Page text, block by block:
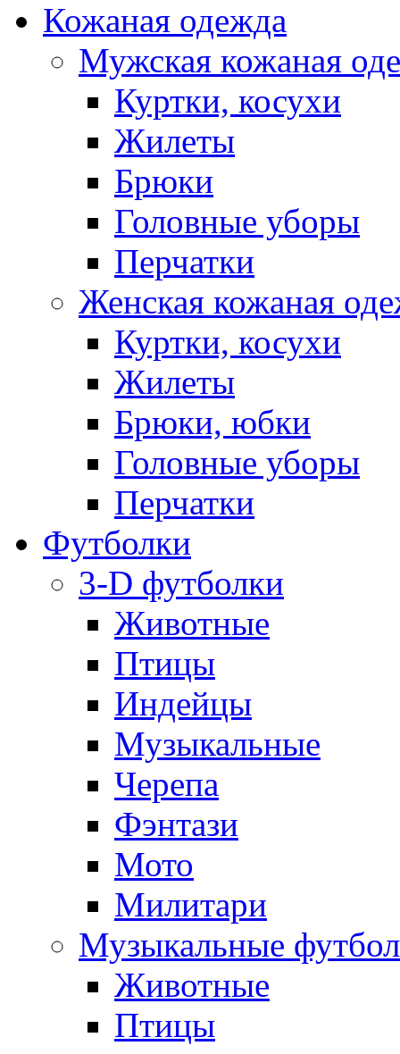
Кожаная одежда
Мужская кожаная
Куртки, косухи
Жилеты
Брюки
Головные уборы
Перчатки
Женская кожаная
Куртки, косухи
Жилеты
Брюки, юбки
Головные уборы
Перчатки
Футболки
3-D футболки
Животные
Птицы
Индейцы
Музыкальные
Черепа
Фэнтази
Мото
Милитари
Музыкальные
Животные
Птицы